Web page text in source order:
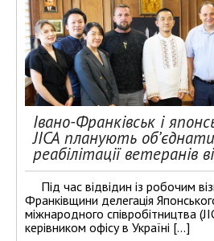
Івано-Франківськ і
JICA планують
реабілітації ветеранів
Під час відвідин із робочим
Франківщини делегація
міжнародного співробітництва
керівником офісу в Україні […]